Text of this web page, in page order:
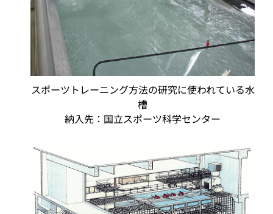
スポーツトレーニング方法の研究に使われている水
槽
納入先：国立スポーツ科学センター